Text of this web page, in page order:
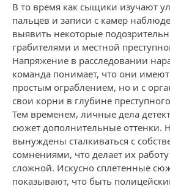
В то время как сыщики изучают
пальцев и записи с камер
выявить некоторые
грабителями и местной
Напряжение в расследовании
команда понимает, что они
простым ограблением, но и с
свои корни в глубине
Тем временем, личные дела
сюжет дополнительные оттенки.
вынуждены сталкиваться с
сомнениями, что делает их
сложной. Искусно сплетенные
показывают, что быть